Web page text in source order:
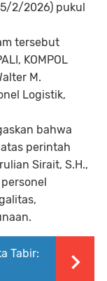
2/2026) pukul
tersebut
KOMPOL
M.
Logistik,
bahwa
perintah
Sirait, S.H.,
Tabir: